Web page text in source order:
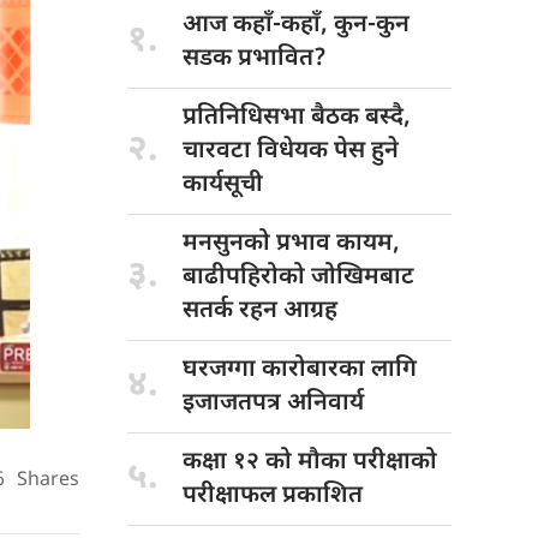
Shares
१. आज कहाँ-कहाँ, कुन-कुन
सडक प्रभावित?
२.
प्रतिनिधिसभा बैठकबस्दै,
चारवटा विधेयक पेस हुने
कार्यसूची
३.
मनसुनको प्रभावकायम,
बाढीपहिरोको जोखिमबाट
सतर्क रहन आग्रह
४. घरजग्गा कारोबारकालागि
इजाजतपत्र अनिवार्य
५. कक्षा १२ को मौका परीक्षाको
परीक्षाफल प्रकाशित